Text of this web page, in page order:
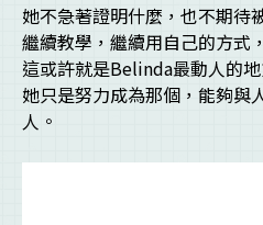
她不急著證明什麼，也不期待
繼續教學，繼續用自己的方式
這或許就是Belinda最動人的
她只是努力成為那個，能夠與
人。